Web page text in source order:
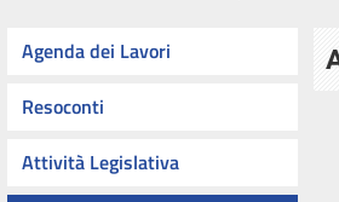
Agenda dei Lavori
Resoconti
Attività Legislativa